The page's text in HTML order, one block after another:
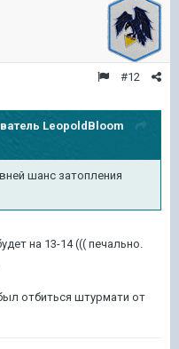
#12
LeopoldBloom
шанс затопления
на 13-14 ((( печально.
отбиться штурмати от